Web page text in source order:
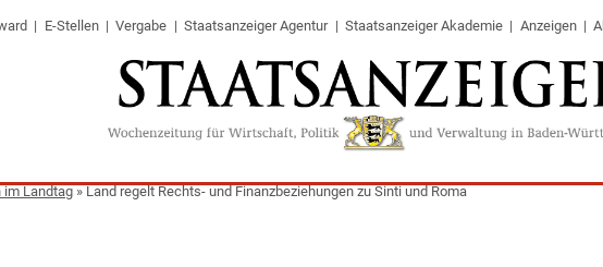
E-Stellen Vergabe Staatsanzeiger Agentur Staatsanzeiger Akademie Anzeigen
im Landtag»Land regelt Rechts- und Finanzbeziehungen zu Sinti und Roma